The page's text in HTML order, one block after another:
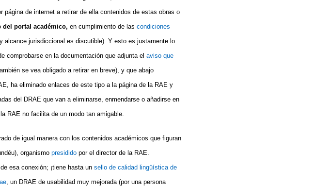
de internet a retirar de ella contenidos de estas obras o
del portal académico, en cumplimiento de las condiciones
alcance jurisdiccional es discutible). Y esto es justamente lo
comprobarse en la documentación que adjunta el aviso que
se vea obligado a retirar en breve), y que abajo
ha eliminado enlaces de este tipo a la página de la RAE y
del DRAE que van a eliminarse, enmendarse o añadirse en
RAE no facilita de un modo tan amigable.
de igual manera con los contenidos académicos que figuran
organismo presidido por el director de la RAE.
esa conexión; ¡tiene hasta un sello de calidad lingüística de
, un DRAE de usabilidad muy mejorada (por una persona